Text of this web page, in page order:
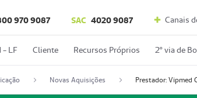
970 9087 SAC 4020 9087 Canais
- LF Cliente Recursos Próprios 2º via de
Novas Aquisições